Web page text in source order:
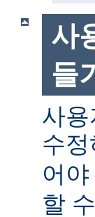
사
들
사
수
어
할